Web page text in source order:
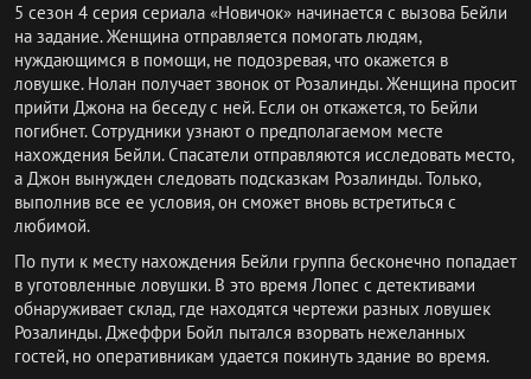
5 сезон 4 серия сериала «Новичок» начинается с вызова Бейли
на задание. Женщина отправляется помогать людям,
нуждающимся в помощи, не подозревая, что окажется в
ловушке. Нолан получает звонок от Розалинды. Женщина просит
прийти Джона на беседу с ней. Если он откажется, то Бейли
погибнет. Сотрудники узнают о предполагаемом месте
нахождения Бейли. Спасатели отправляются исследовать место,
а Джон вынужден следовать подсказкам Розалинды. Только,
выполнив все ее условия, он сможет вновь встретиться с
любимой.
По пути к месту нахождения Бейли группа бесконечно попадает
в уготовленные ловушки. В это время Лопес с детективами
обнаруживает склад, где находятся чертежи разных ловушек
Розалинды. Джеффри Бойл пытался взорвать нежеланных
гостей, но оперативникам удается покинуть здание во время.